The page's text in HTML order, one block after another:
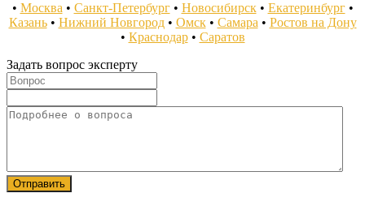
• Москва • Санкт-Петербург• Новосибирск• Екатеринбург•
Казань• Нижний Новгород• Омск• Самара • Ростов на Дону
• Краснодар• Саратов
Задать вопрос эксперту